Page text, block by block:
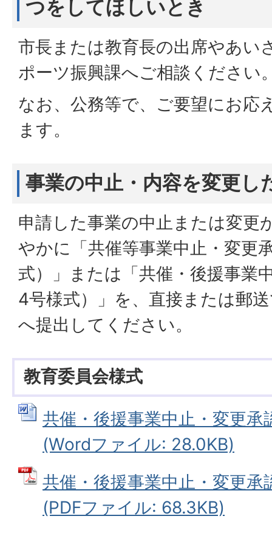
つをしてほしいとき
市長または教育長の出席やあい
ポーツ振興課へご相談ください
なお、公務等で、ご要望にお応
ます。
事業の中止・内容を変更し
申請した事業の中止または変更
やかに「共催等事業中止・変更
式）」または「共催・後援事業
4号様式）」を、直接または郵
へ提出してください。
教育委員会様式
共催・後援事業中止・変更承
(Wordファイル: 28.0KB)
共催・後援事業中止・変更承
(PDFファイル: 68.3KB)